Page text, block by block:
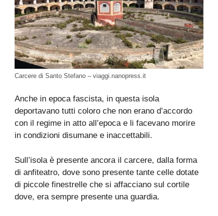
Carcere di Santo Stefano – viaggi.nanopress.it
Anche in epoca fascista, in questa isola
deportavano tutti coloro che non erano d’accordo
con il regime in atto all’epoca e li facevano morire
in condizioni disumane e inaccettabili.
Sull’isola è presente ancora il carcere, dalla forma
di anfiteatro, dove sono presente tante celle dotate
di piccole finestrelle che si affacciano sul cortile
dove, era sempre presente una guardia.